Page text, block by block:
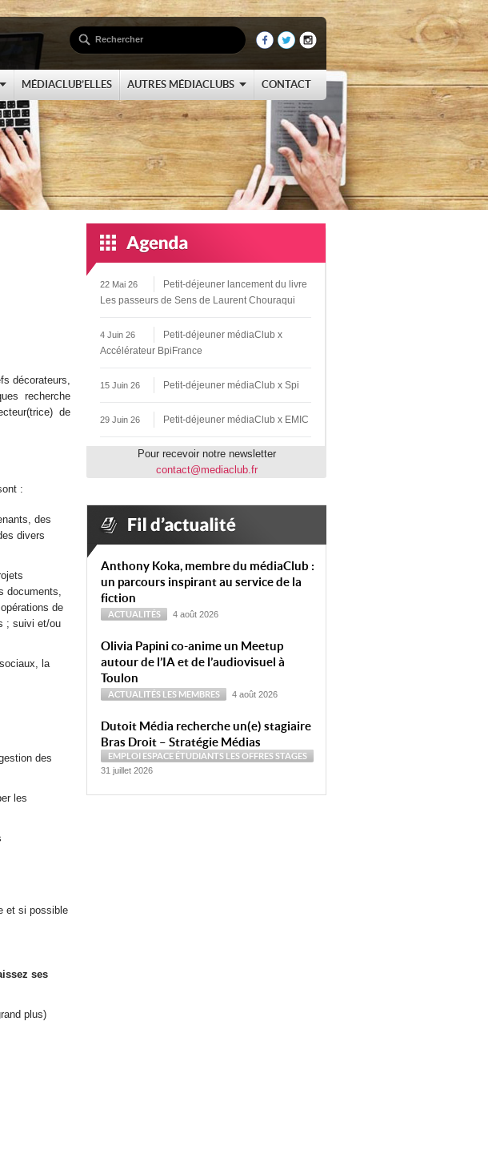
MÉDIACLUB’ELLES AUTRES MÉDIACLUBS CONTACT
décorateurs,
recherche
de
:
des
divers
documents,
de
; suivi et/ou
la
des
les
et si possible
ses
plus)
22 Mai 26
Petit-déjeuner lancement du livre
Les passeurs de Sens de Laurent Chouraqui
4 Juin 26
Petit-déjeuner médiaClub x
Accélérateur BpiFrance
15 Juin 26 Petit-déjeuner médiaClub x Spi
29 Juin 26 Petit-déjeuner médiaClub x EMIC
Pour recevoir notre newsletter
contact@mediaclub.fr
Anthony Koka, membre du médiaClub :
un parcours inspirant au service de la
fiction
ACTUALITÉS 4 août 2026
Olivia Papini co-anime un Meetup
autour de l’IA et de l’audiovisuel à
Toulon
ACTUALITÉS LES MEMBRES 4 août 2026
Dutoit Média recherche un(e) stagiaire
Bras Droit – Stratégie Médias
EMPLOI ESPACE ÉTUDIANTS LES OFFRESSTAGES
31 juillet 2026